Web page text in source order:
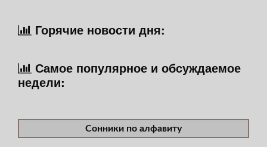
Горячие новости дня:
Самое популярное и обсуждаемое
недели:
Сонники по алфавиту